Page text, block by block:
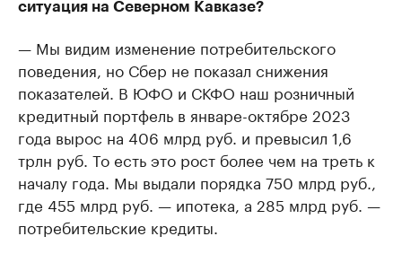
ситуация на Северном Кавказе?
— Мы видим изменение потребительского
поведения, но Сбер не показал снижения
показателей. В ЮФО и СКФО наш розничный
кредитный портфель в январе-октябре 2023
года вырос на 406 млрд руб. и превысил 1,6
трлн руб. То есть это рост более чем на треть к
началу года. Мы выдали порядка 750 млрд руб.,
где 455 млрд руб. — ипотека, а 285 млрд руб. —
потребительские кредиты.